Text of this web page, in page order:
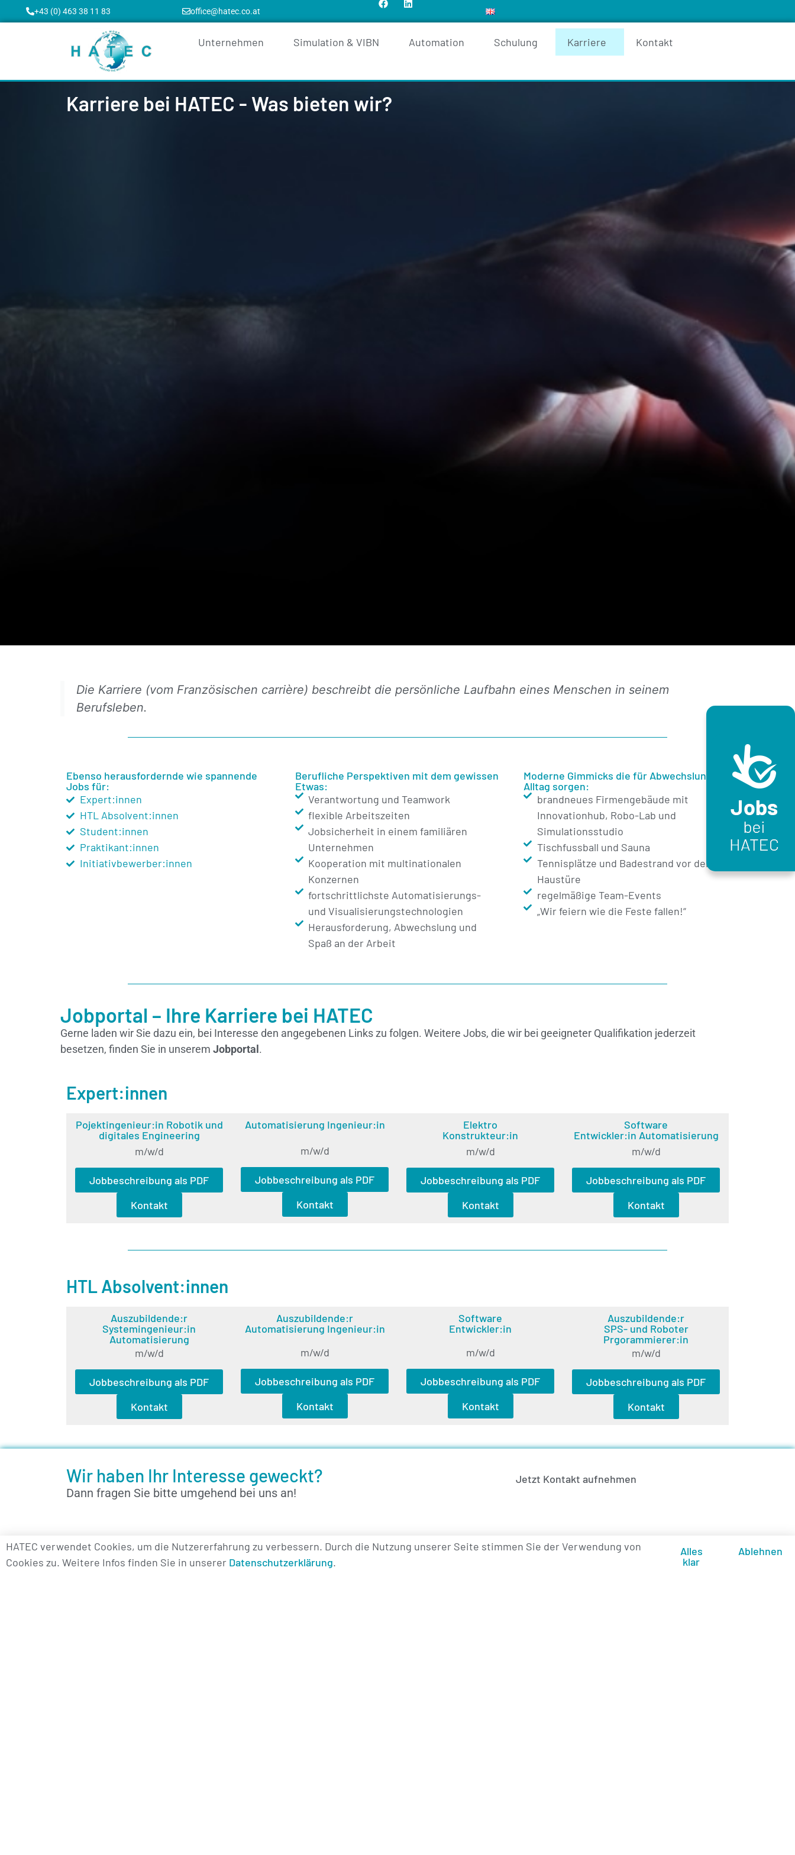
+43 (0) 463 38 11 83 office@hatec.co.at
Unternehmen Simulation & VIBN Automation Schulung Karriere Kontakt
Karriere bei HATEC - Was bieten wir?
Die Karriere (vom Französischen carrière) beschreibt die persönliche Laufbahn eines Menschen in seinem
Berufsleben.
Ebenso herausfordernde wie spannende
Jobs für:
Expert:innen
HTL Absolvent:innen
Student:innen
Praktikant:innen
Initiativbewerber:innen
Berufliche Perspektiven mit dem gewissen
Etwas:
Verantwortung und Teamwork
flexible Arbeitszeiten
Jobsicherheit in einem familiären
Unternehmen
Kooperation mit multinationalen
Konzernen
fortschrittlichste Automatisierungs-
und Visualisierungstechnologien
Herausforderung, Abwechslung und
Spaß an der Arbeit
Moderne Gimmicks die für Abwechslung im
Alltag sorgen:
brandneues Firmengebäude mit
Innovationhub, Robo-Lab und
Simulationsstudio
Tischfussball und Sauna
Tennisplätze und Badestrand vor der
Haustüre
regelmäßige Team-Events
„Wir feiern wie die Feste fallen!“
Jobportal – Ihre Karriere bei HATEC
Gerne laden wir Sie dazu ein, bei Interesse den angegebenen Links zu folgen. Weitere Jobs, die wir bei geeigneter Qualifikation jederzeit
besetzen, finden Sie in unserem Jobportal .
Expert:innen
Pojektingenieur:in Robotik und
digitales Engineering
m/w/d
Jobbeschreibung als PDF
Kontakt
Automatisierung Ingenieur:in
m/w/d
Jobbeschreibung als PDF
Kontakt
Elektro
Konstrukteur:in
m/w/d
Jobbeschreibung als PDF
Kontakt
Software
Entwickler:in Automatisierung
m/w/d
Jobbeschreibung als PDF
Kontakt
HTL Absolvent:innen
Auszubildende:r
Systemingenieur:in
Automatisierung
m/w/d
Jobbeschreibung als PDF
Kontakt
Auszubildende:r
Automatisierung Ingenieur:in
m/w/d
Jobbeschreibung als PDF
Kontakt
Software
Entwickler:in
m/w/d
Jobbeschreibung als PDF
Kontakt
Auszubildende:r
SPS- und Roboter
Prgorammierer:in
m/w/d
Jobbeschreibung als PDF
Kontakt
Wir haben Ihr Interesse geweckt?
Dann fragen Sie bitte umgehend bei uns an!
Jetzt Kontakt aufnehmen
HATEC verwendet Cookies, um die Nutzererfahrung zu verbessern. Durch die Nutzung unserer Seite stimmen Sie der Verwendung von
Cookies zu. Weitere Infos finden Sie in unserer Datenschutzerklärung.
Alles
klar
Ablehnen